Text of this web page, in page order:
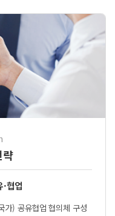
략
협업
가) 공유협업 협의체 구성